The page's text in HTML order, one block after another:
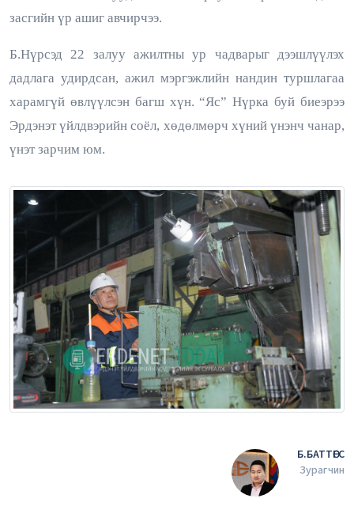
засгийн үр ашиг авчирчээ.
Б.Нүрсэд 22 залуу ажилтны ур чадварыг дээшлүүлэх
дадлага удирдсан, ажил мэргэжлийн нандин туршлагаа
харамгүй өвлүүлсэн багш хүн. “Яс” Нүрка буй биеэрээ
Эрдэнэт үйлдвэрийн соёл, хөдөлмөрч хүний үнэнч чанар,
үнэт зарчим юм.
Б.БАТТӨГС
Зурагчин